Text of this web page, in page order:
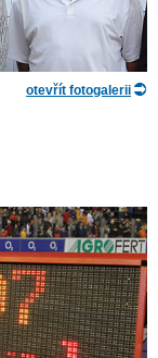
otevřít fotogalerii